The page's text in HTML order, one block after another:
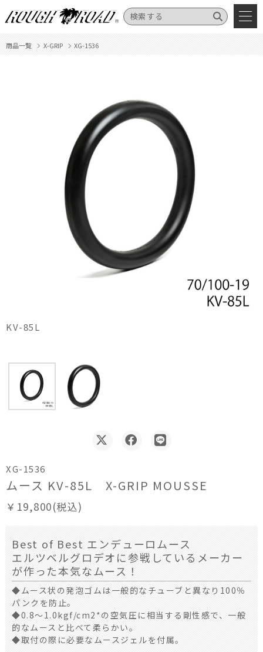
商品一覧 X-GRIP XG-1536
KV-85L
XG-1536
ムース KV-85L X-GRIP MOUSSE
￥19,800(税込)
Best of Best エンデューロムース
エルツベルグロデオに参戦しているメーカー
が作った本気なムース！
◆ムース状の発泡ゴムは一般的なチューブと異なり100％
パンクを防止。
◆0.8～1.0kgf/cm2*の空気圧に相当する剛性感で、一般
的なムースと比べて柔らかい。
◆取付の際に必要なムースジェルを付属。